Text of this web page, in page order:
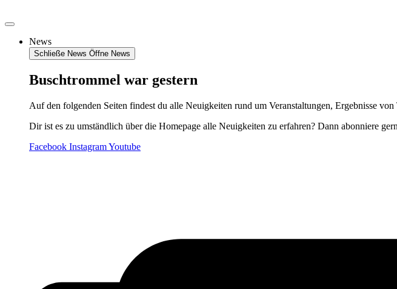
Inhalt
News
Schließe News Öffne News
Buschtrommel war gestern
Auf den folgenden Seiten findest du alle Neuigkeiten rund um Veranstaltungen, Ergebnisse
Dir ist es zu umständlich über die Homepage alle Neuigkeiten zu erfahren? Dann abonniere
Facebook InstagramYoutube